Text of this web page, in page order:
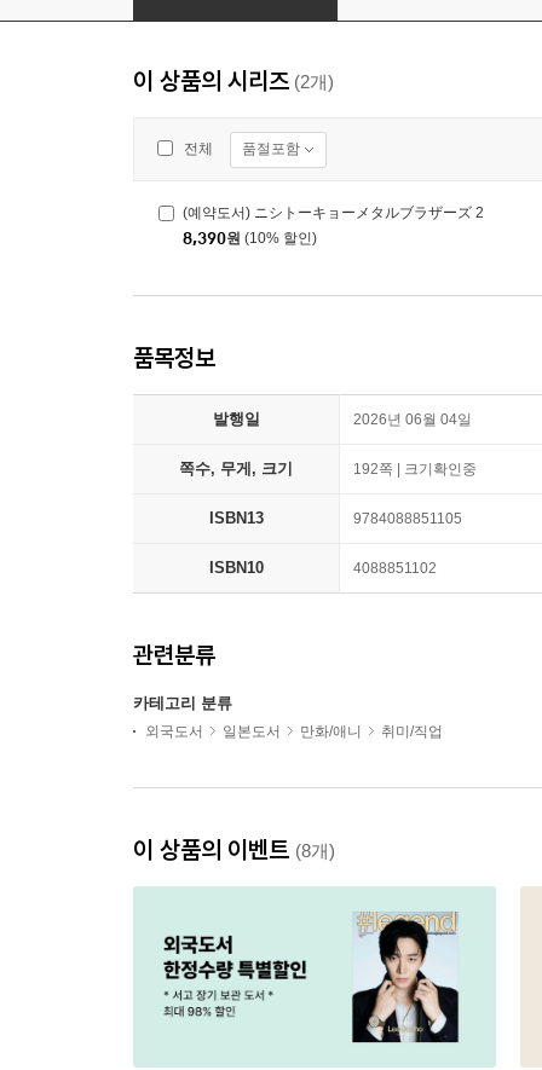
이 상품의 시리즈 (2개)
전체 품절포함
(예약도서) ニシトーキョーメタルブラザーズ 2
8,390원 (10% 할인)
품목정보
발행일 2026년 06월 04일
쪽수, 무게, 크기 192쪽 | 크기확인중
ISBN13 9784088851105
ISBN10 4088851102
관련분류
카테고리 분류
외국도서 일본도서 만화/애니 취미/직업
이 상품의 이벤트 (8개)